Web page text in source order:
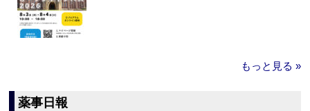
もっと見る »
薬事日報